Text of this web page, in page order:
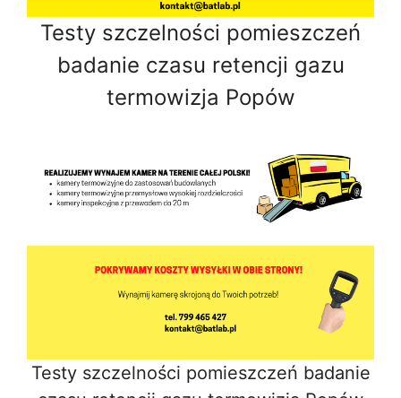
Testy szczelności pomieszczeń
badanie czasu retencji gazu
termowizja Popów
Testy szczelności pomieszczeń badanie